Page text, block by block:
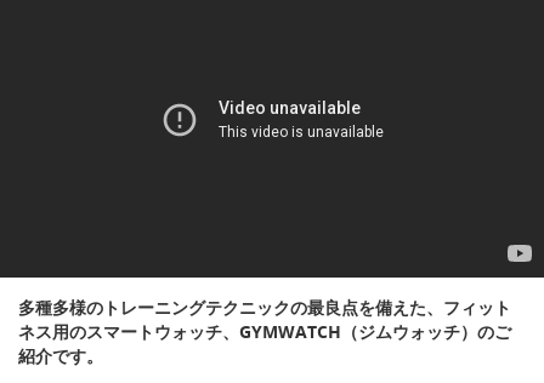
多種多様のトレーニングテクニックの最良点を備えた、フィット
ネス用のスマートウォッチ、GYMWATCH（ジムウォッチ）のご
紹介です。